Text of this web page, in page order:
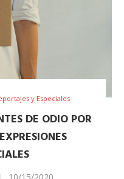
y Especiales
DE ODIO POR